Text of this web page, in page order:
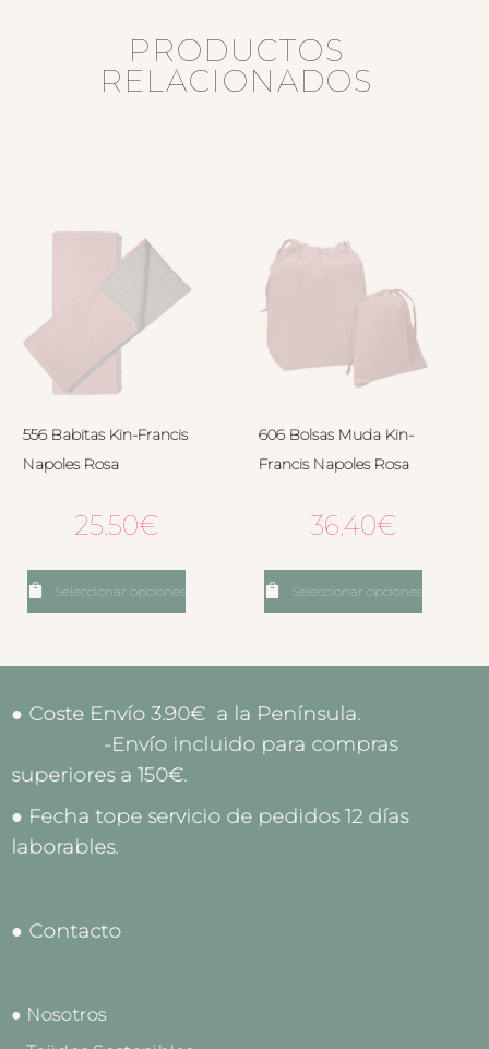
PRODUCTOS
RELACIONADOS
556 Babitas Kin-Francis
Napoles Rosa
25.50€
Seleccionar opciones
606 Bolsas Muda Kin-
Francis Napoles Rosa
36.40€
Seleccionar opciones
● Coste Envío 3.90€ a la Península.
-Envío incluido para compras
superiores a 150€.
● Fecha tope servicio de pedidos 12 días
laborables.
● Contacto
● Nosotros